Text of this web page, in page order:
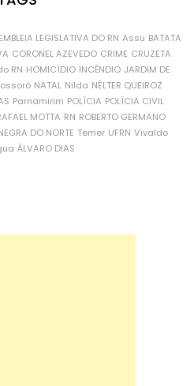
LEGISLATIVA DO RN Assu BATATA
CORONEL AZEVEDO CRIME CRUZETA
RN HOMICÍDIO INCÊNDIO JARDIM DE
NATAL Nilda NÉLTER QUEIROZ
Parnamirim POLÍCIA POLÍCIA CIVIL
MOTTA RN ROBERTO GERMANO
DO NORTE Temer UFRN Vivaldo
ÁLVARO DIAS